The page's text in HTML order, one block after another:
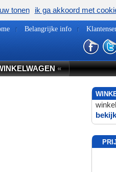
Belangrijke info
«
tonen ik ga akkoord met